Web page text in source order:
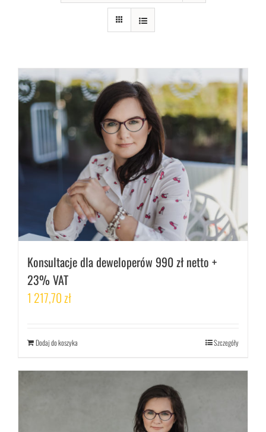
Konsultacje dla deweloperów 990 zł netto +
23% VAT
1 217,70zł
Dodaj do koszyka Szczegóły